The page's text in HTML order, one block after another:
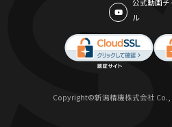
公式動画チ
ル
Copyright©新潟精機株式会社 Co.,